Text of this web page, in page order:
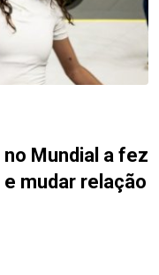
Mundial a fez
mudar relação